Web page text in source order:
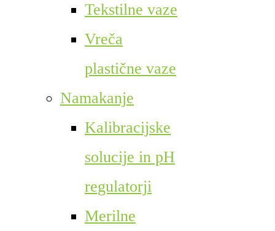
Tekstilne vaze
Vreča
plastične vaze
Namakanje
Kalibracijske
solucije in pH
regulatorji
Merilne